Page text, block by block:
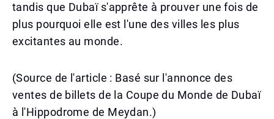
tandis que Dubaï s'apprête à prouver une fois de
plus pourquoi elle est l'une des villes les plus
excitantes au monde.
(Source de l'article : Basé sur l'annonce des
ventes de billets de la Coupe du Monde de Dubaï
à l'Hippodrome de Meydan.)